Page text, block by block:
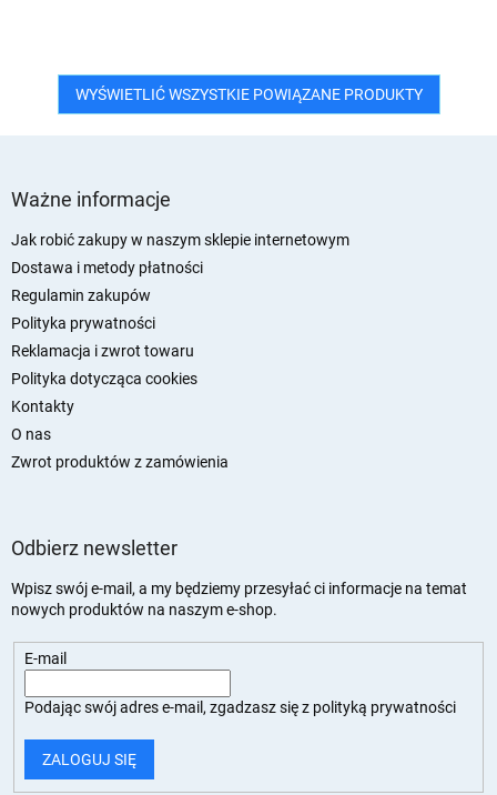
WYŚWIETLIĆ WSZYSTKIE POWIĄZANE PRODUKTY
Ważne informacje
Jak robić zakupy w naszym sklepie internetowym
Dostawa i metody płatności
Regulamin zakupów
Polityka prywatności
Reklamacja i zwrot towaru
Polityka dotycząca cookies
Kontakty
O nas
Zwrot produktów z zamówienia
Odbierz newsletter
Wpisz swój e-mail, a my będziemy przesyłać ci informacje na temat
nowych produktów na naszym e-shop.
E-mail
Podając swój adres e-mail, zgadzasz się z polityką prywatności
ZALOGUJ SIĘ